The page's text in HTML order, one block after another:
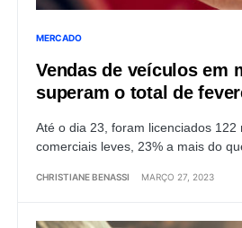
MERCADO
Vendas de veículos em
superam o total de
Até o dia 23, foram licenciados 122
comerciais leves, 23% a mais do
CHRISTIANE BENASSI MARÇO 27, 2023